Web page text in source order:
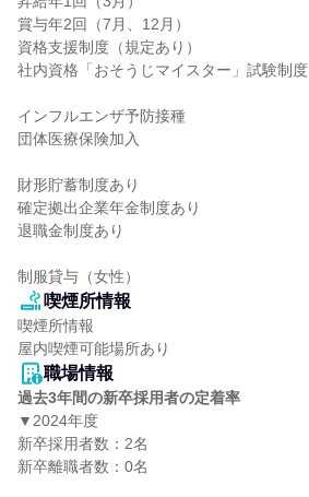
賞与年2回（7月、12月）
資格支援制度（規定あり）
社内資格「おそうじマイスター」試験制度
インフルエンザ予防接種
団体医療保険加入
財形貯蓄制度あり
確定拠出企業年金制度あり
退職金制度あり
制服貸与（女性）
喫煙所情報
喫煙所情報
屋内喫煙可能場所あり
職場情報
過去3年間の新卒採用者の定着率
▼2024年度
新卒採用者数：2名
新卒離職者数：0名